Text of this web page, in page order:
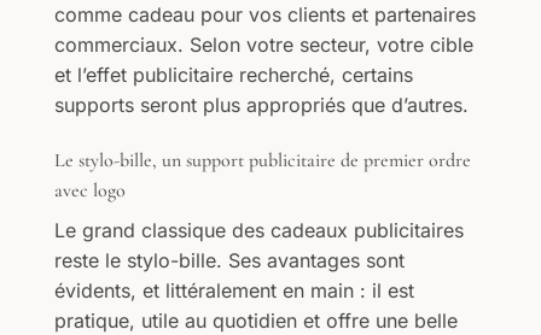
comme cadeau pour vos clients et partenaires
commerciaux. Selon votre secteur, votre cible
et l’effet publicitaire recherché, certains
supports seront plus appropriés que d’autres.
Le stylo-bille, un support publicitaire de premier ordre
avec logo
Le grand classique des cadeaux publicitaires
reste le stylo-bille. Ses avantages sont
évidents, et littéralement en main : il est
pratique, utile au quotidien et offre une belle